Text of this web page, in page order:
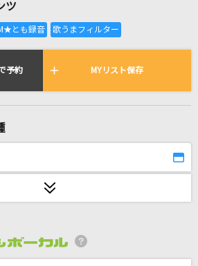
全国りれき
ムで歌われている曲の一覧
やねん☆しらんけど
ツ
予約 MYリスト保存